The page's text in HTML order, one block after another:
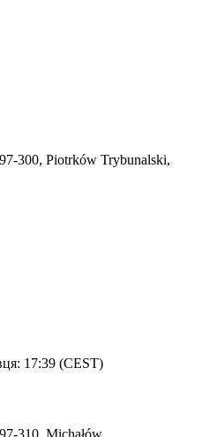
300, Piotrków Trybunalski,
17:39 (CEST)